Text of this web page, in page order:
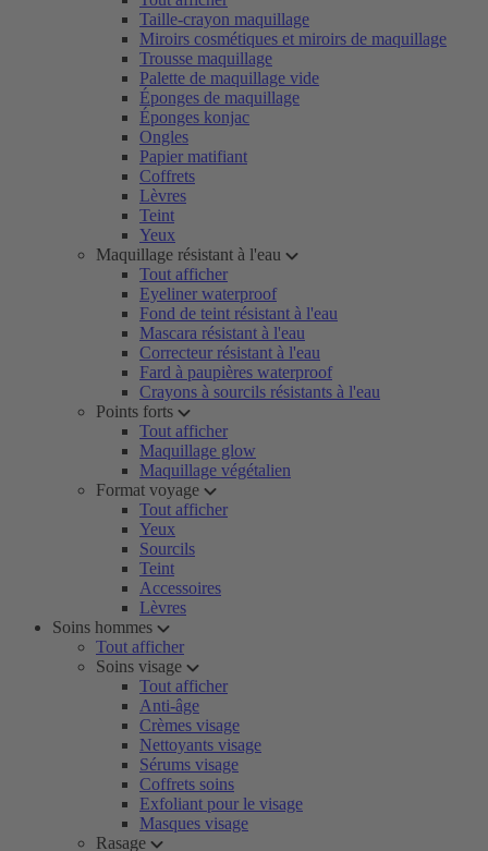
Taille-crayon maquillage
Miroirs cosmétiques et miroirs de maquillage
Trousse maquillage
Palette de maquillage vide
Éponges de maquillage
Éponges konjac
Ongles
Papier matifiant
Coffrets
Lèvres
Teint
Yeux
Maquillage résistant à l'eau
Tout afficher
Eyeliner waterproof
Fond de teint résistant à l'eau
Mascara résistant à l'eau
Correcteur résistant à l'eau
Fard à paupières waterproof
Crayons à sourcils résistants à l'eau
Points forts
Tout afficher
Maquillage glow
Maquillage végétalien
Format voyage
Tout afficher
Yeux
Sourcils
Teint
Accessoires
Lèvres
Soins hommes
Tout afficher
Soins visage
Tout afficher
Anti-âge
Crèmes visage
Nettoyants visage
Sérums visage
Coffrets soins
Exfoliant pour le visage
Masques visage
Rasage